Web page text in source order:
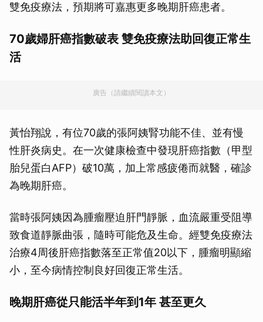
雙免疫療法，預期將可嘉惠更多晚期肝癌患者。
70歲婦肝癌指數破表 雙免疫療法助回復正常生
活
廣告（請繼續閱讀本文）
黃怡翔說，有位70歲的張阿姨腎功能不佳、並有慢
性肝炎病史。在一次健康檢查中發現肝癌指數（甲型
胎兒蛋白AFP）破10萬，加上常感疲倦而就醫，確診
為晚期肝癌。
當時張阿姨因為腫瘤壓迫肝門靜脈，血流嚴重受阻導
致食道靜脈曲張，隨時可能危及生命。經雙免疫療法
治療4周後肝癌指數落至正常值20以下，腫瘤明顯縮
小，至今病情控制良好回復正常生活。
晚期肝癌從只能活半年到1年 甚至更久